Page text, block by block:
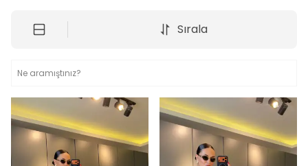
Sırala